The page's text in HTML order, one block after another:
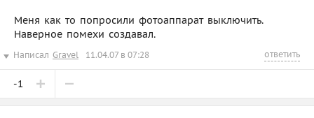
Меня как то попросили фотоаппарат выключить.
Наверное помехи создавал.
Написал Gravel 11.04.07 в 07:28 ответить
-1